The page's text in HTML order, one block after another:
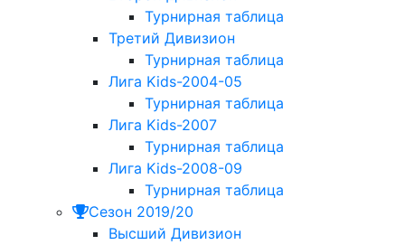
Турнирная таблица
Третий Дивизион
Турнирная таблица
Лига Kids-2004-05
Турнирная таблица
Лига Kids-2007
Турнирная таблица
Лига Kids-2008-09
Турнирная таблица
Сезон 2019/20
Высший Дивизион